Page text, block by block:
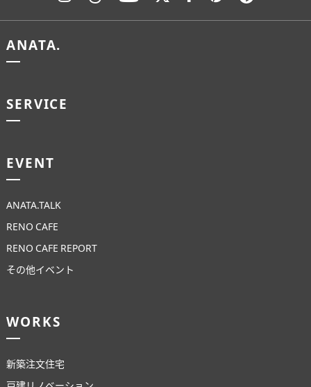
ANATA.
SERVICE
EVENT
ANATA.TALK
RENO CAFE
RENO CAFE REPORT
その他イベント
WORKS
新築注文住宅